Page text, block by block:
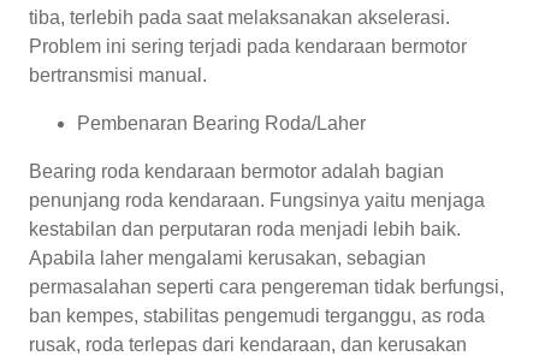
tiba, terlebih pada saat melaksanakan akselerasi.
Problem ini sering terjadi pada kendaraan bermotor
bertransmisi manual.
Pembenaran Bearing Roda/Laher
Bearing roda kendaraan bermotor adalah bagian
penunjang roda kendaraan. Fungsinya yaitu menjaga
kestabilan dan perputaran roda menjadi lebih baik.
Apabila laher mengalami kerusakan, sebagian
permasalahan seperti cara pengereman tidak berfungsi,
ban kempes, stabilitas pengemudi terganggu, as roda
rusak, roda terlepas dari kendaraan, dan kerusakan